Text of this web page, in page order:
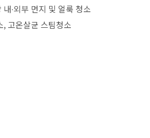
내∙외부 먼지 및 얼룩 청소
, 고온살균 스팀청소